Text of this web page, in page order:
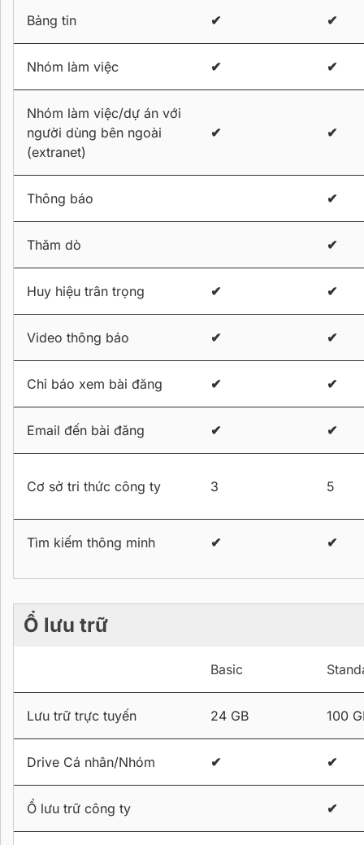
Bảng tin ✔ ✔
Nhóm làm việc ✔ ✔
Nhóm làm việc/dự án với
người dùng bên ngoài
(extranet)
✔ ✔
Thông báo ✔
Thăm dò ✔
Huy hiệu trân trọng ✔ ✔
Video thông báo ✔ ✔
Chỉ báo xem bài đăng ✔ ✔
Email đến bài đăng ✔ ✔
Cơ sở tri thức công ty 3 5
Tìm kiếm thông minh ✔ ✔
Ổ lưu trữ
Basic
Lưu trữ trực tuyến 24 GB 100
Drive Cá nhân/Nhóm ✔ ✔
Ổ lưu trữ công ty ✔